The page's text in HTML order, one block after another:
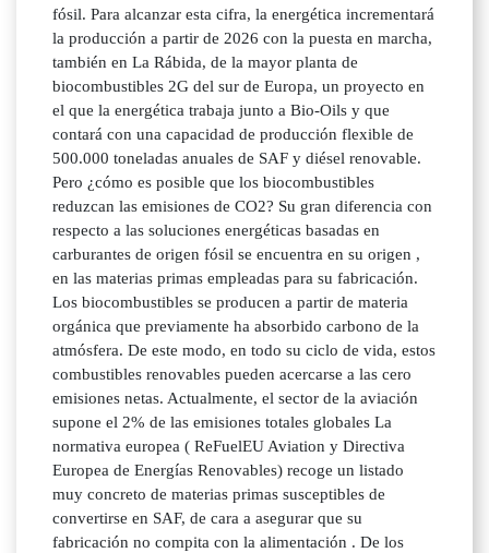
fósil. Para alcanzar esta cifra, la energética incrementará
la producción a partir de 2026 con la puesta en marcha,
también en La Rábida, de la mayor planta de
biocombustibles 2G del sur de Europa, un proyecto en
el que la energética trabaja junto a Bio-Oils y que
contará con una capacidad de producción flexible de
500.000 toneladas anuales de SAF y diésel renovable.
Pero ¿cómo es posible que los biocombustibles
reduzcan las emisiones de CO2? Su gran diferencia con
respecto a las soluciones energéticas basadas en
carburantes de origen fósil se encuentra en su origen ,
en las materias primas empleadas para su fabricación.
Los biocombustibles se producen a partir de materia
orgánica que previamente ha absorbido carbono de la
atmósfera. De este modo, en todo su ciclo de vida, estos
combustibles renovables pueden acercarse a las cero
emisiones netas. Actualmente, el sector de la aviación
supone el 2% de las emisiones totales globales La
normativa europea ( ReFuelEU Aviation y Directiva
Europea de Energías Renovables) recoge un listado
muy concreto de materias primas susceptibles de
convertirse en SAF, de cara a asegurar que su
fabricación no compita con la alimentación . De los